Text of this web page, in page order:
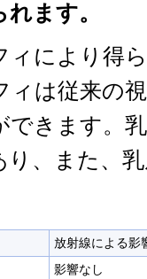
ます。
により得
は従来の
きます。
り、また、
放射線による影
影響なし